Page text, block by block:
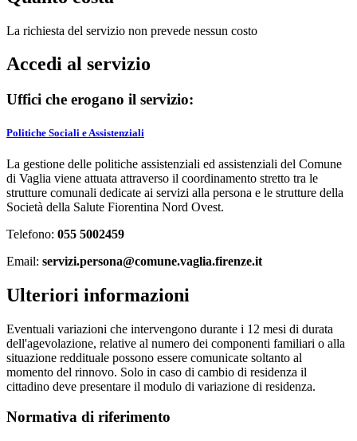
La richiesta del servizio non prevede nessun costo
Accedi al servizio
Uffici che erogano il servizio:
Politiche Sociali e Assistenziali
La gestione delle politiche assistenziali ed assistenziali del Comune
di Vaglia viene attuata attraverso il coordinamento stretto tra le
strutture comunali dedicate ai servizi alla persona e le strutture della
Società della Salute Fiorentina Nord Ovest.
Telefono: 055 5002459
Email: servizi.persona@comune.vaglia.firenze.it
Ulteriori informazioni
Eventuali variazioni che intervengono durante i 12 mesi di durata
dell'agevolazione, relative al numero dei componenti familiari o alla
situazione reddituale possono essere comunicate soltanto al
momento del rinnovo. Solo in caso di cambio di residenza il
cittadino deve presentare il modulo di variazione di residenza.
Normativa di riferimento